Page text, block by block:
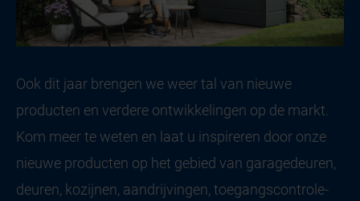
Ook dit jaar brengen we weer tal van nieuwe
producten en verdere ontwikkelingen op de markt.
Kom meer te weten en laat u inspireren door onze
nieuwe producten op het gebied van garagedeuren,
deuren, kozijnen, aandrijvingen, toegangscontrole-